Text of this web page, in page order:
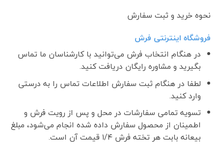
نحوه خرید و ثبت سفارش
فروشگاه اینترنتی فرش
در هنگام انتخاب فرش می‌توانید با کارشناسان ما تماس
بگیرید و مشاوره رایگان دریافت کنید.
لطفا در هنگام ثبت سفارش اطلاعات تماس را به درستی
وارد کنید.
تسویه تمامی سفارشات در محل و پس از رویت فرش و
اطمینان از محصول سفارش داده شده انجام می‌شود، مبلغ
بیعانه بابت هر تخته فرش ۱/۴ قیمت آن است.